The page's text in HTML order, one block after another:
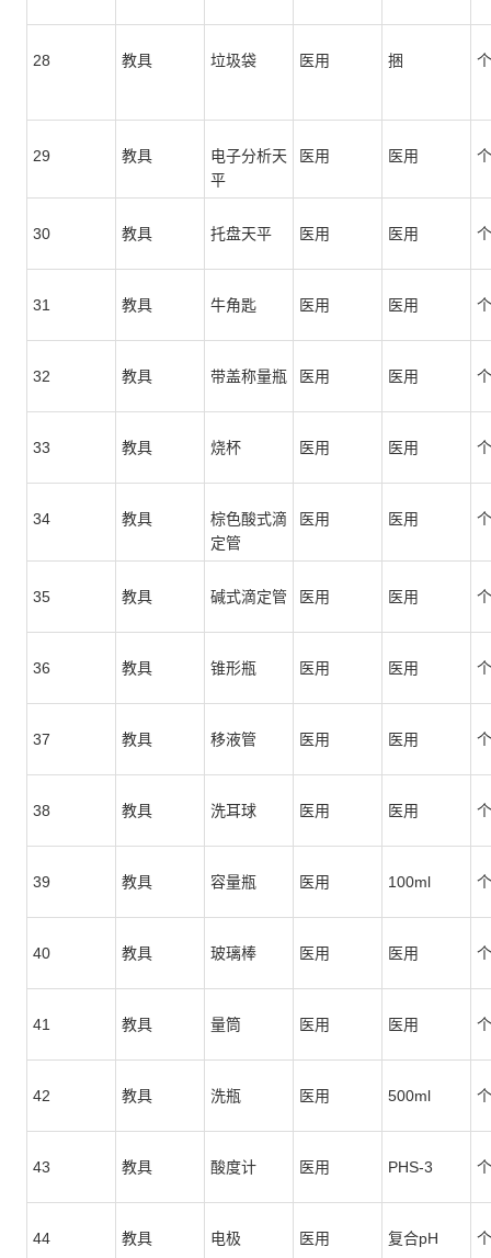
28 教具 垃圾袋 医用 捆 个
29 教具
电子分析天
平
医用 医用 个
30 教具 托盘天平 医用 医用 个
31 教具 牛角匙 医用 医用 个
32 教具 带盖称量瓶 医用 医用 个
33 教具 烧杯 医用 医用 个
34 教具
棕色酸式滴
定管
医用 医用 个
35 教具 碱式滴定管 医用 医用 个
36 教具 锥形瓶 医用 医用 个
37 教具 移液管 医用 医用 个
38 教具 洗耳球 医用 医用 个
39 教具 容量瓶 医用 100ml 个
40 教具 玻璃棒 医用 医用 个
41 教具 量筒 医用 医用 个
42 教具 洗瓶 医用 500ml 个
43 教具 酸度计 医用 PHS-3 个
44 教具 电极 医用 复合pH 个